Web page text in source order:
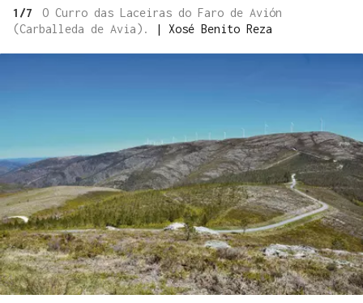
1/7
O Curro das Laceiras do Faro de Avión
(Carballeda de Avia).
| Xosé Benito Reza